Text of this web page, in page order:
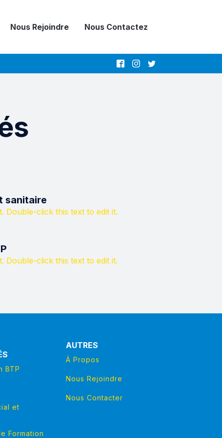
Nous Rejoindre Nous Contactez
sanitaire
Double-click this text to edit it.
Double-click this text to edit it.
BTP
et
Formation
AUTRES
À Propos
Nous Rejoindre
Nous Contacter